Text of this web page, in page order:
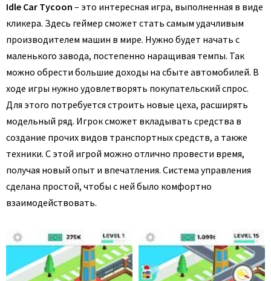
Idle Car Tycoon – это интересная игра, выполненная в виде
кликера. Здесь геймер сможет стать самым удачливым
производителем машин в мире. Нужно будет начать с
маленького завода, постепенно наращивая темпы. Так
можно обрести большие доходы на сбыте автомобилей. В
ходе игры нужно удовлетворять покупательский спрос.
Для этого потребуется строить новые цеха, расширять
модельный ряд. Игрок сможет вкладывать средства в
создание прочих видов транспортных средств, а также
техники. С этой игрой можно отлично провести время,
получая новый опыт и впечатления. Система управления
сделана простой, чтобы с ней было комфортно
взаимодействовать.